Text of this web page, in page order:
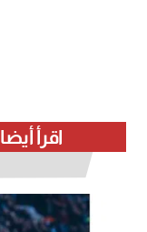
اقرأ أيضا